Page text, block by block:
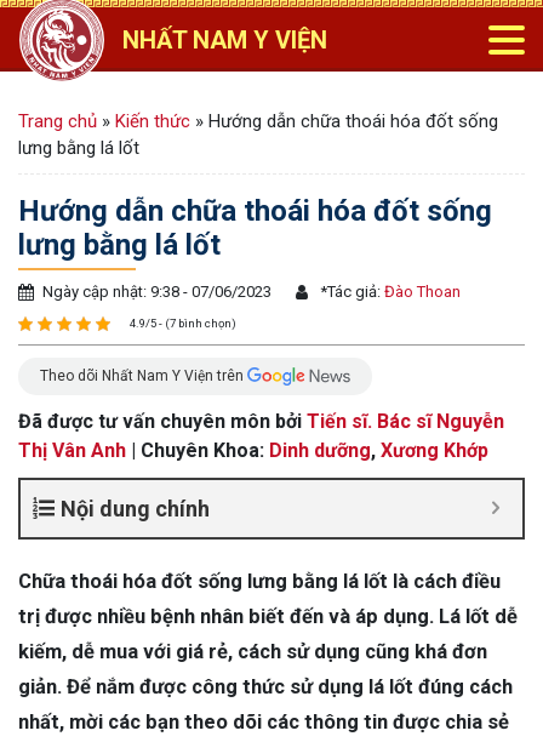
NHẤT NAM Y VIỆN
Trang chủ » Kiến thức » Hướng dẫn chữa thoái hóa đốt sống
lưng bằng lá lốt
Hướng dẫn chữa thoái hóa đốt sống
lưng bằng lá lốt
Ngày cập nhật: 9:38 - 07/06/2023 *Tác giả: Đào Thoan
4.9/5 - (7 bình chọn)
Theo dõi Nhất Nam Y Viện trên
Đã được tư vấn chuyên môn bởi Tiến sĩ. Bác sĩ Nguyễn
Thị Vân Anh | Chuyên Khoa: Dinh dưỡng, Xương Khớp
Nội dung chính
Chữa thoái hóa đốt sống lưng bằng lá lốt là cách điều
trị được nhiều bệnh nhân biết đến và áp dụng. Lá lốt dễ
kiếm, dễ mua với giá rẻ, cách sử dụng cũng khá đơn
giản. Để nắm được công thức sử dụng lá lốt đúng cách
nhất, mời các bạn theo dõi các thông tin được chia sẻ